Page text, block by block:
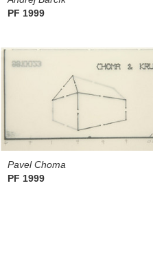
PF 1999
Pavel Choma
PF 1999